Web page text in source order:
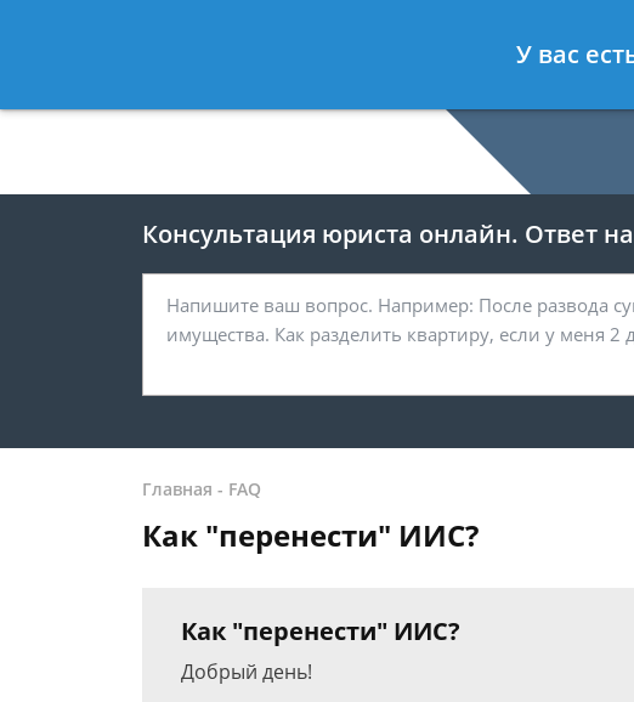
Консультация юриста онлайн. Ответ
Главная - FAQ
Как "перенести" ИИС?
Как "перенести" ИИС?
Добрый день!
У вас